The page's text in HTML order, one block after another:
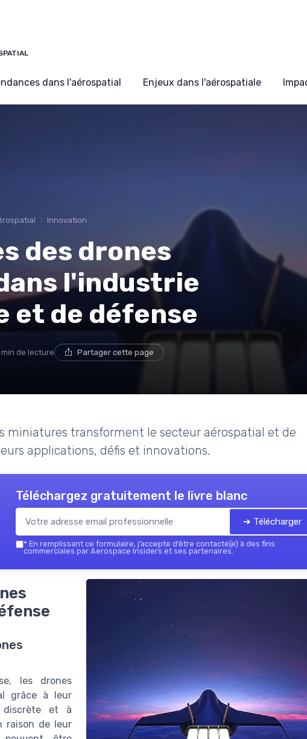
dans l'aérospatial Enjeux dans l'aérospatiale
Innovation
des drones
l'industrie
et de défense
min de lecture Partager cette page
miniatures transforment le secteur aérospatial et de
applications, défis et innovations.
Téléchargez gratuitement le livre blanc
➔ Télécharger
* En remplissant ce formulaire, j’accepte d’être contacté(e) à des fins
commerciales par Aerospace Insiders et ses partenaires.
les drones
grâce à leur
discrète et à
raison de leur